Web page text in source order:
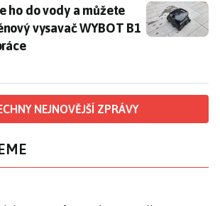
ho do vody a můžete odpočívat.
ho do vody a můžete
vysavač WYBOT B1
NEJNOVĚJŠÍ ZPRÁVY